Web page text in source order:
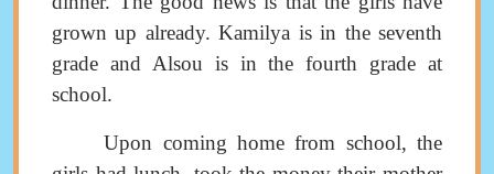
grown up already. Kamilya is in the seventh
grade and Alsou is in the fourth grade at
school.
Upon coming home from school, the